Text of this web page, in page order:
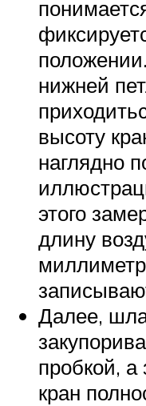
нижней
высоту
наглядно
этого
длину
Далее,
пробкой, а
кран